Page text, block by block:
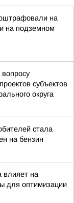
на
на подземном
субъектов
округа
стала
на бензин
влияет на
для оптимизации